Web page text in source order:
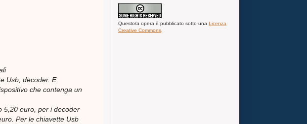
Usb, decoder. E
che contenga un
5,20 euro, per i decoder
Per le chiavette Usb
Questo/a opera è pubblicato sotto una Licenza
Creative Commons